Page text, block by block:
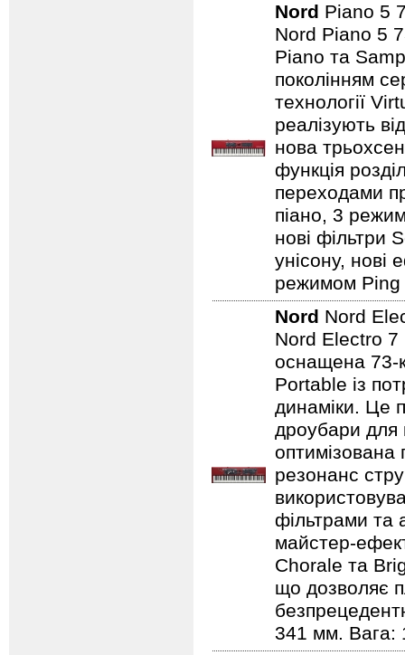
Nord Piano 5
Nord Piano 5
Piano та
поколінням
технології
реалізують
нова
функція
переходами
піано, 3
нові фільтри
унісону,
режимом Ping
Nord Nord
Nord Electro 7
оснащена 73-
Portable із
динаміки. Це
дроубари для
оптимізована
резонанс
фільтрами та
майстер-
Chorale та
що дозволяє
341 мм. Вага: